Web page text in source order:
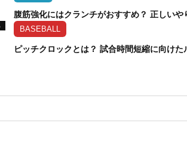
腹筋強化にはクランチがおすすめ？ 正しいや
BASEBALL
ピッチクロックとは？ 試合時間短縮に向けた